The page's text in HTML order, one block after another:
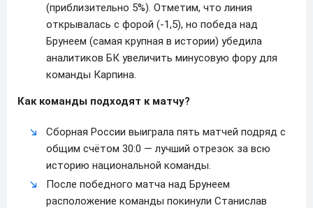
(приблизительно 5%). Отметим, что линия
открывалась с форой (-1,5), но победа над
Брунеем (самая крупная в истории) убедила
аналитиков БК увеличить минусовую фору для
команды Карпина.
Как команды подходят к матчу?
Сборная России выиграла пять матчей подряд с
общим счётом 30:0 — лучший отрезок за всю
историю национальной команды.
После победного матча над Брунеем
расположение команды покинули Станислав